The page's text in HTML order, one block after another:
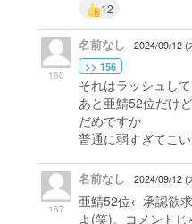
12
160
名前なし 2024/09/12 (
>> 156
それはラッシュし
あと亜鯖52位だけ
だめですか
普通に弱すぎてこ
167
名前なし 2024/09/12 (
亜鯖52位←承認欲
よ(笑)。コメントじ